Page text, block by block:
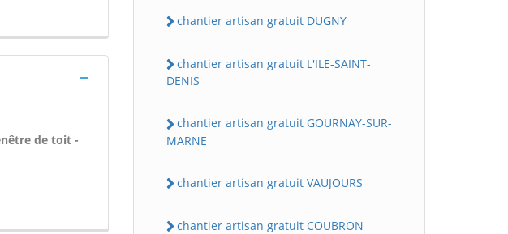
de toit -
chantier artisan gratuit DUGNY
chantier artisan gratuit L'ILE-SAINT-
DENIS
chantier artisan gratuit GOURNAY-SUR-
MARNE
chantier artisan gratuit VAUJOURS
chantier artisan gratuit COUBRON